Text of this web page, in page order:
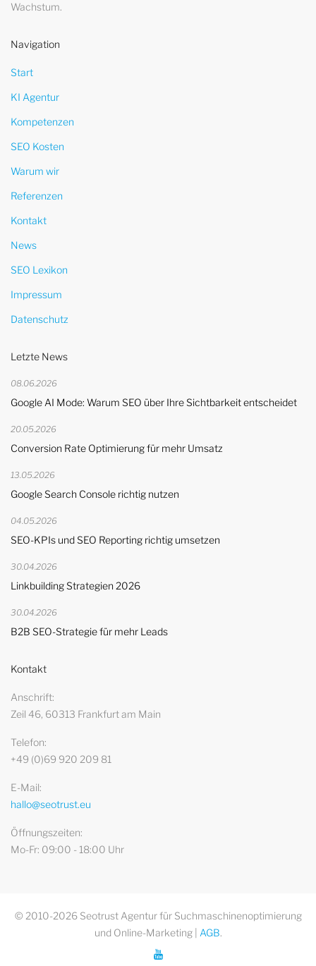
Wachstum.
Navigation
Start
KI Agentur
Kompetenzen
SEO Kosten
Warum wir
Referenzen
Kontakt
News
SEO Lexikon
Impressum
Datenschutz
Letzte News
08.06.2026
Google AI Mode: Warum SEO über Ihre Sichtbarkeit entscheidet
20.05.2026
Conversion Rate Optimierung für mehr Umsatz
13.05.2026
Google Search Console richtig nutzen
04.05.2026
SEO-KPIs und SEO Reporting richtig umsetzen
30.04.2026
Linkbuilding Strategien 2026
30.04.2026
B2B SEO-Strategie für mehr Leads
Kontakt
Anschrift
Zeil 46, 60313 Frankfurt am Main
Telefon
+49 (0)69 920 209 81
E-Mail
hallo@seotrust.eu
Öffnungszeiten
Mo-Fr: 09:00 - 18:00 Uhr
© 2010-2026 Seotrust Agentur für Suchmaschinenoptimierung
und Online-Marketing | AGB.